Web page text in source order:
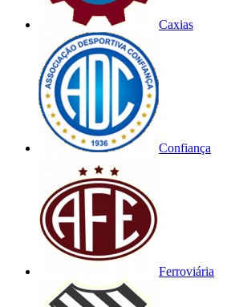
Caxias
Confiança
Ferroviária